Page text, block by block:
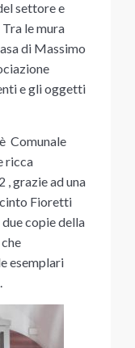
settore e
le mura
di Massimo
e gli oggetti
Comunale
ricca
, grazie ad una
Fioretti
due copie della
esemplari